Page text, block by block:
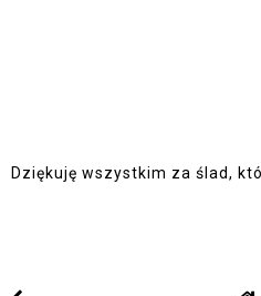
Dziękuję wszystkim za ślad,